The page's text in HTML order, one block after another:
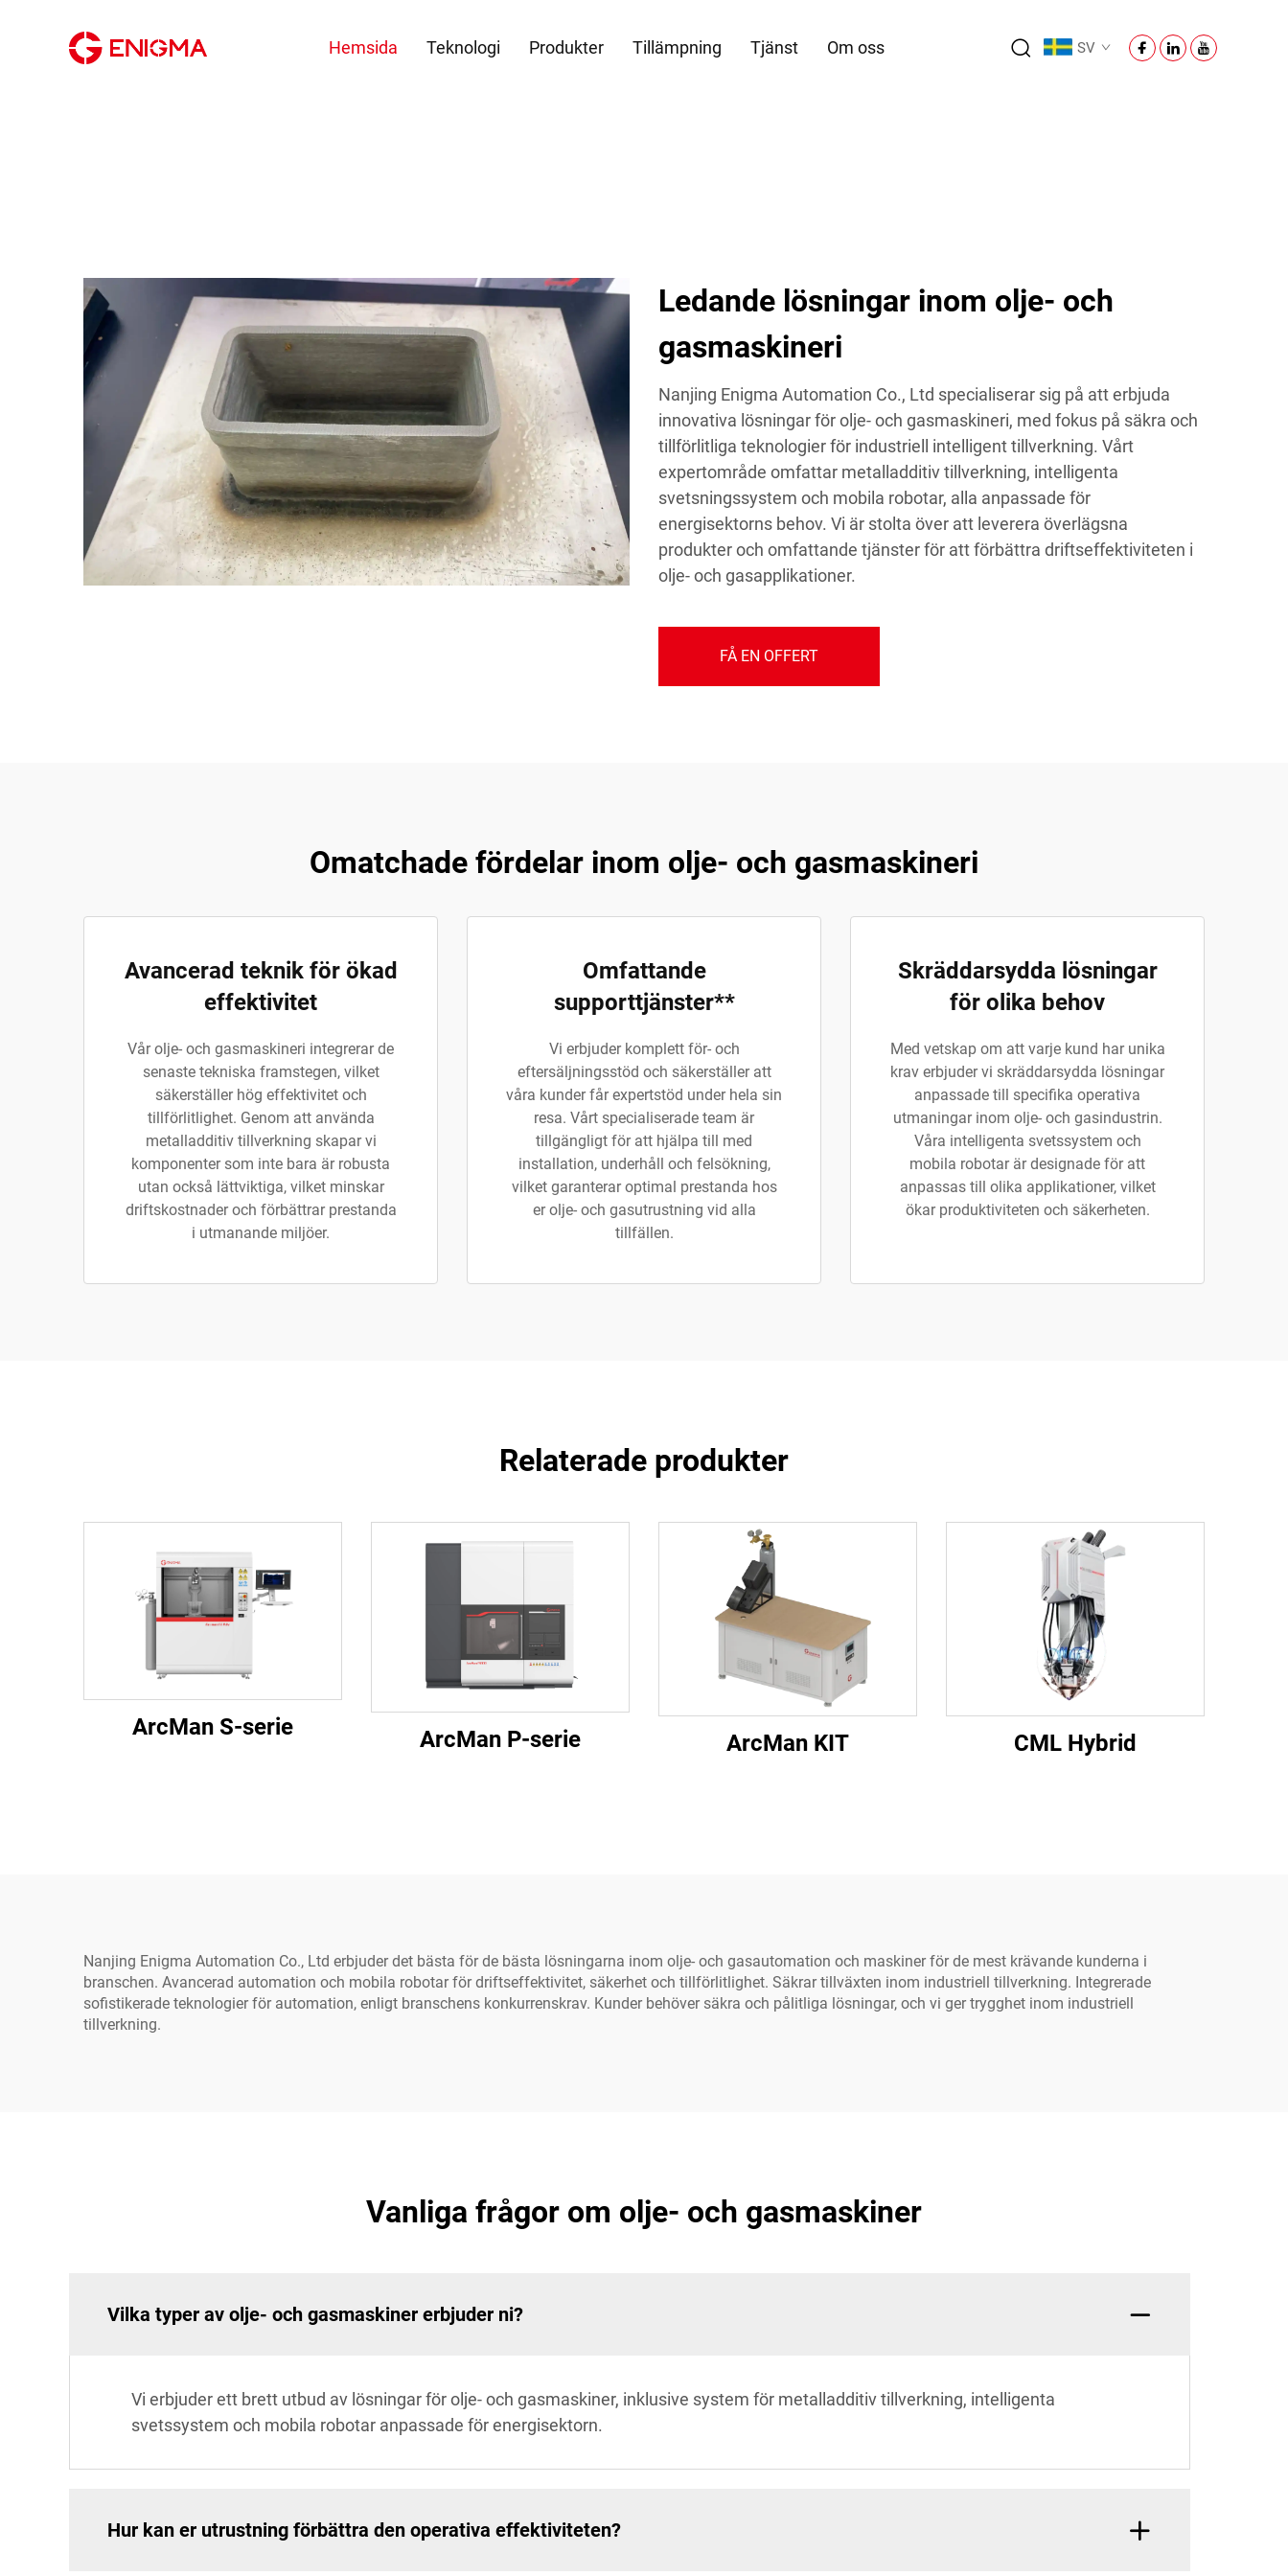
Hemsida Teknologi Produkter Tillämpning Tjänst Om oss SV
Ledande lösningar inom olje- och
gasmaskineri
Nanjing Enigma Automation Co., Ltd specialiserar sig på att erbjuda
innovativa lösningar för olje- och gasmaskineri, med fokus på säkra och
tillförlitliga teknologier för industriell intelligent tillverkning. Vårt
expertområde omfattar metalladditiv tillverkning, intelligenta
svetsningssystem och mobila robotar, alla anpassade för
energisektorns behov. Vi är stolta över att leverera överlägsna
produkter och omfattande tjänster för att förbättra driftseffektiviteten i
olje- och gasapplikationer.
FÅ EN OFFERT
Omatchade fördelar inom olje- och gasmaskineri
Avancerad teknik för ökad
effektivitet
Vår olje- och gasmaskineri integrerar de
senaste tekniska framstegen, vilket
säkerställer hög effektivitet och
tillförlitlighet. Genom att använda
metalladditiv tillverkning skapar vi
komponenter som inte bara är robusta
utan också lättviktiga, vilket minskar
driftskostnader och förbättrar prestanda
i utmanande miljöer.
Omfattande
supporttjänster**
Vi erbjuder komplett för- och
eftersäljningsstöd och säkerställer att
våra kunder får expertstöd under hela sin
resa. Vårt specialiserade team är
tillgängligt för att hjälpa till med
installation, underhåll och felsökning,
vilket garanterar optimal prestanda hos
er olje- och gasutrustning vid alla
tillfällen.
Skräddarsydda lösningar
för olika behov
Med vetskap om att varje kund har unika
krav erbjuder vi skräddarsydda lösningar
anpassade till specifika operativa
utmaningar inom olje- och gasindustrin.
Våra intelligenta svetssystem och
mobila robotar är designade för att
anpassas till olika applikationer, vilket
ökar produktiviteten och säkerheten.
Relaterade produkter
ArcMan S-serie ArcMan P-serie ArcMan KIT CML Hybrid
Nanjing Enigma Automation Co., Ltd erbjuder det bästa för de bästa lösningarna inom olje- och gasautomation och maskiner för de mest krävande kunderna i
branschen. Avancerad automation och mobila robotar för driftseffektivitet, säkerhet och tillförlitlighet. Säkrar tillväxten inom industriell tillverkning. Integrerade
sofistikerade teknologier för automation, enligt branschens konkurrenskrav. Kunder behöver säkra och pålitliga lösningar, och vi ger trygghet inom industriell
tillverkning.
Vanliga frågor om olje- och gasmaskiner
Vilka typer av olje- och gasmaskiner erbjuder ni?
Vi erbjuder ett brett utbud av lösningar för olje- och gasmaskiner, inklusive system för metalladditiv tillverkning, intelligenta
svetssystem och mobila robotar anpassade för energisektorn.
Hur kan er utrustning förbättra den operativa effektiviteten?